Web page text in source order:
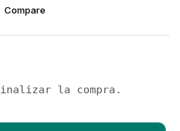
Compare
la compra.